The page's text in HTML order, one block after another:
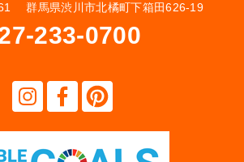
群馬県渋川市北橘町下箱田626-19
233-0700